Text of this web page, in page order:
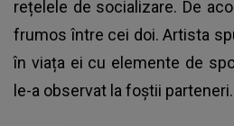
rețelele de socializare. De
frumos între cei doi. Artista
în viața ei cu elemente de
le-a observat la foștii parteneri.